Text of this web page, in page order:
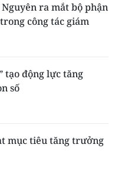
Nguyên ra mắt bộ phận
công tác giám
tạo động lực tăng
số
mục tiêu tăng trưởng